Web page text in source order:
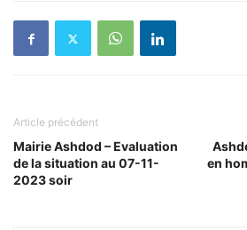
Article précédent
Mairie Ashdod – Evaluation
de la situation au 07-11-
2023 soir
en